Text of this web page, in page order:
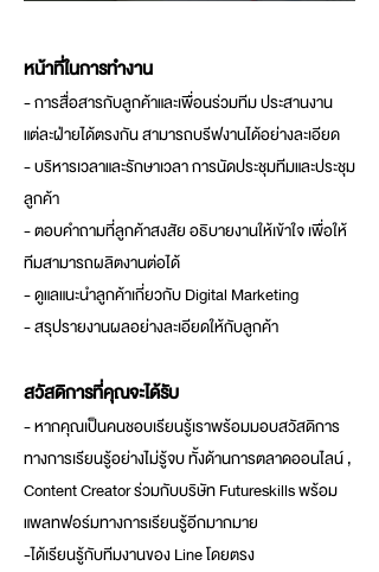
หน้าที่ในการทำงาน
- การสื่อสารกับลูกค้าและเพื่อนร่วมทีม ประสานงาน
แต่ละฝ่ายได้ตรงกัน สามารถบรีฟงานได้อย่างละเอียด
- บริหารเวลาและรักษาเวลา การนัดประชุมทีมและประชุม
ลูกค้า
- ตอบคำถามที่ลูกค้าสงสัย อธิบายงานให้เข้าใจ เพื่อให้
ทีมสามารถผลิตงานต่อได้
- ดูแลแนะนำลูกค้าเกี่ยวกับ Digital Marketing
- สรุปรายงานผลอย่างละเอียดให้กับลูกค้า
สวัสดิการที่คุณจะได้รับ
- หากคุณเป็นคนชอบเรียนรู้เราพร้อมมอบสวัสดิการ
ทางการเรียนรู้อย่างไม่รู้จบ ทั้งด้านการตลาดออนไลน์ ,
Content Creator ร่วมกับบริษัท Futureskills พร้อม
แพลทฟอร์มทางการเรียนรู้อีกมากมาย
-ได้เรียนรู้กับทีมงานของ Line โดยตรง